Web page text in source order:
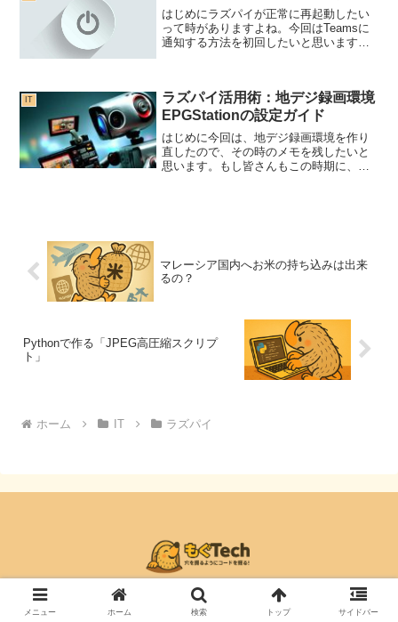
はじめにラズパイが正常に再起動したい
って時がありますよね。今回はTeamsに
通知する方法を初回したいと思います。
IT
ラズパイ活用術：地デジ録画環境
EPGStationの設定ガイド
はじめに今回は、地デジ録画環境を作り
直したので、その時のメモを残したいと
思います。もし皆さんもこの時期に、地
マレーシア国内へお米の持ち込みは出来
るの？
Pythonで作る「JPEG高圧縮スクリプ
ト」
ホーム IT ラズパイ
© 2019 Malaysia Hacks.
メニュー ホーム 検索 トップ サイドバー